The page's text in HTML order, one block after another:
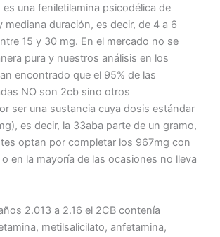
es una feniletilamina psicodélica de
duración, es decir, de 4 a 6
15 y 30 mg. En el mercado no se
pura y nuestros análisis en los
encontrado que el 95% de las
NO son 2cb sino otros
ser una sustancia cuya dosis estándar
es decir, la 33aba parte de un gramo,
optan por completar los 967mg con
en la mayoría de las ocasiones no lleva
2.013 a 2.16 el 2CB contenía
metilsalicilato, anfetamina,